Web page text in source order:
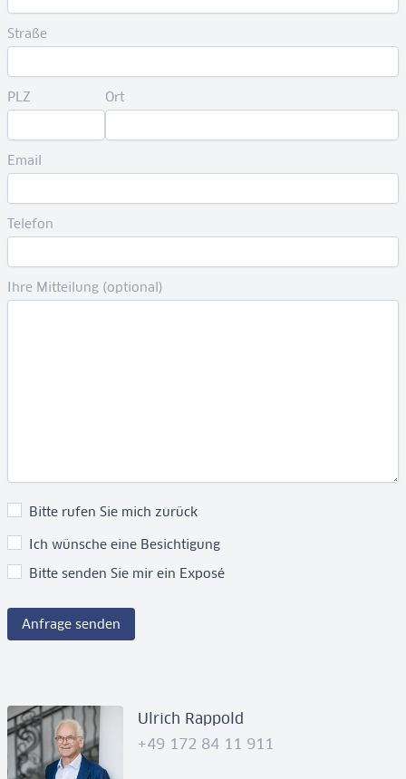
Straße
PLZ Ort
Email
Telefon
Ihre Mitteilung (optional)
Bitte rufen Sie mich zurück
Ich wünsche eine Besichtigung
Bitte senden Sie mir ein Exposé
Anfrage senden
Ulrich Rappold
+49 172 84 11 911